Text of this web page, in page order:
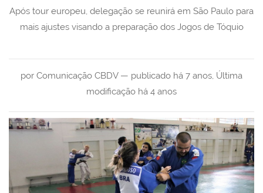
por Comunicação CBDV — publicado há 7 anos, Última
modificação há 4 anos
Após tour europeu, delegação se reunirá em São Paulo para
mais ajustes visando a preparação dos Jogos de Tóquio